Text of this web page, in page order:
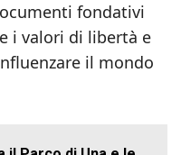
fondativi
i valori di libertà e
il mondo